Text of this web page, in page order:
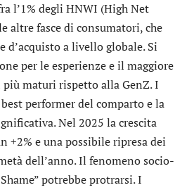
l’1% degli HNWI (High Net
altre fasce di consumatori, che
d’acquisto a livello globale. Si
per le esperienze e il maggiore
maturi rispetto alla GenZ. I
performer del comparto e la
Nel 2025 la crescita
+2% e una possibile ripresa dei
dell’anno. Il fenomeno socio-
potrebbe protrarsi. I